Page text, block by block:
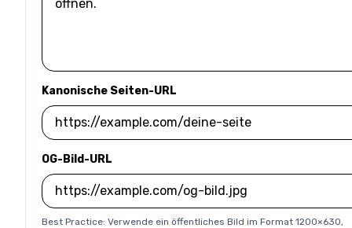
Kanonische Seiten-URL
OG-Bild-URL
Best Practice: Verwende ein öffentliches Bild im Format 1200×630,